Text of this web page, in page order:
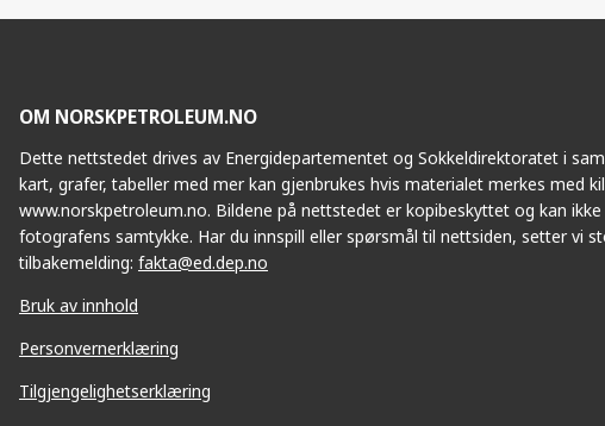
OM NORSKPETROLEUM.NO
Dette nettstedet drives av Energidepartementet og Sokkeldirektoratet i
kart, grafer, tabeller med mer kan gjenbrukes hvis materialet merkes med
www.norskpetroleum.no. Bildene på nettstedet er kopibeskyttet og kan
fotografens samtykke. Har du innspill eller spørsmål til nettsiden, setter vi
tilbakemelding: fakta@ed.dep.no
Bruk av innhold
Personvernerklæring
Tilgjengelighetserklæring